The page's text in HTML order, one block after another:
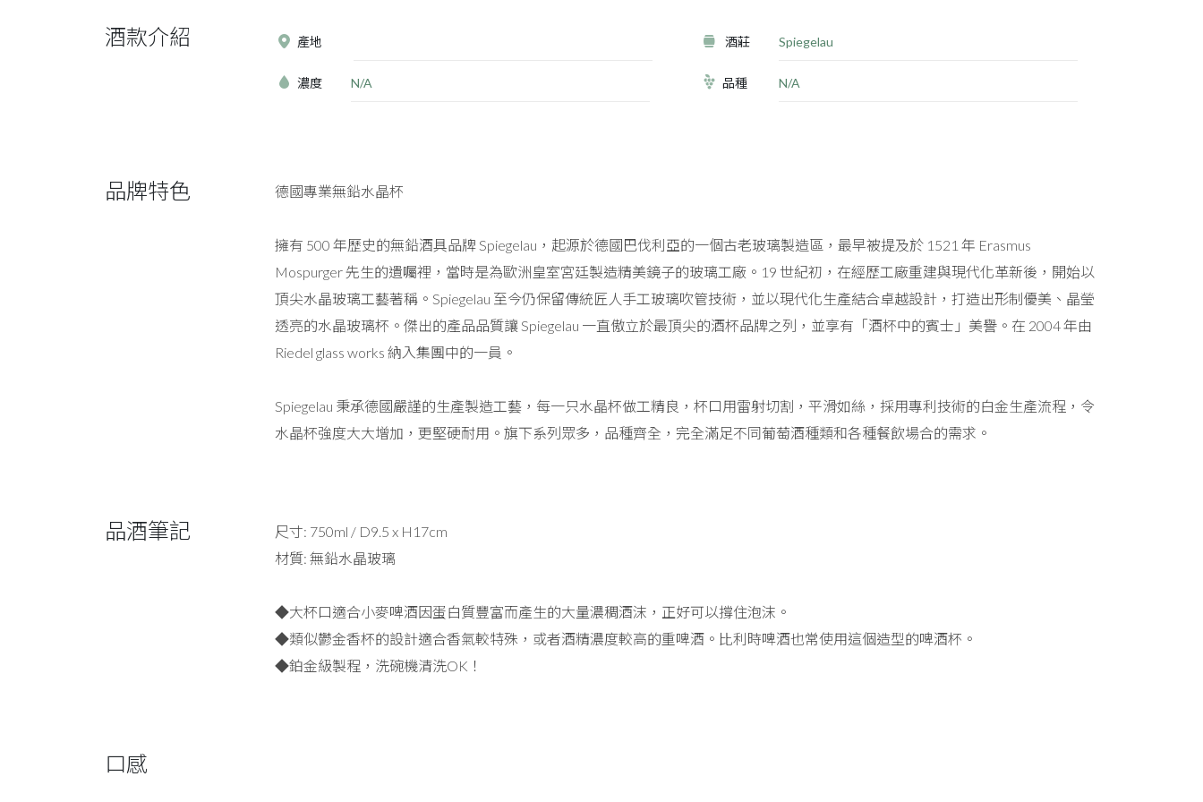
酒款介紹 產地 酒莊 Spiegelau
濃度 N/A 品種 N/A
品牌特色 德國專業無鉛水晶杯
擁有 500 年歷史的無鉛酒具品牌 Spiegelau，起源於德國巴伐利亞的一個古老玻璃製造區，最早被提及於 1521 年 Erasmus
Mospurger 先生的遺囑裡，當時是為歐洲皇室宮廷製造精美鏡子的玻璃工廠。19 世紀初，在經歷工廠重建與現代化革新後，開始以
頂尖水晶玻璃工藝著稱。Spiegelau 至今仍保留傳統匠人手工玻璃吹管技術，並以現代化生產結合卓越設計，打造出形制優美、晶瑩
透亮的水晶玻璃杯。傑出的產品品質讓 Spiegelau 一直傲立於最頂尖的酒杯品牌之列，並享有「酒杯中的賓士」美譽。在 2004 年由
Riedel glass works 納入集團中的一員。
Spiegelau 秉承德國嚴謹的生產製造工藝，每一只水晶杯做工精良，杯口用雷射切割，平滑如絲，採用專利技術的白金生產流程，令
水晶杯強度大大增加，更堅硬耐用。旗下系列眾多，品種齊全，完全滿足不同葡萄酒種類和各種餐飲場合的需求。
品酒筆記
尺寸: 750ml / D9.5 x H17cm
材質: 無鉛水晶玻璃
◆大杯口適合小麥啤酒因蛋白質豐富而產生的大量濃稠酒沫，正好可以撐住泡沫。
◆類似鬱金香杯的設計適合香氣較特殊，或者酒精濃度較高的重啤酒。比利時啤酒也常使用這個造型的啤酒杯。
◆鉑金級製程，洗碗機清洗OK！
口感